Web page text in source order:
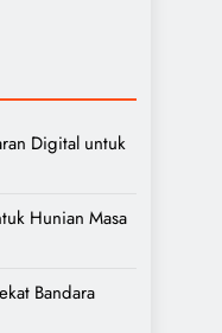
Digital untuk
Hunian Masa
Bandara